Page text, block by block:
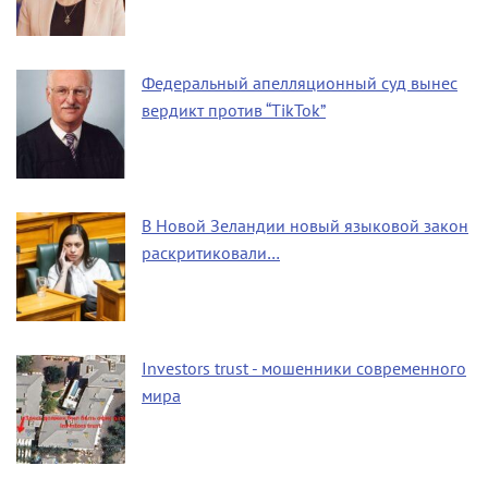
Федеральный апелляционный суд вынес
вердикт против “TikTok”
В Новой Зеландии новый языковой закон
раскритиковали…
Investors trust - мошенники современного
мира